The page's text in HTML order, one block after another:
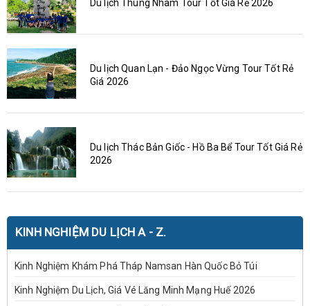
Du lịch Thung Nham Tour Tốt Giá Rẻ 2026
Du lịch Quan Lạn - Đảo Ngọc Vừng Tour Tốt Rẻ
Giá 2026
Du lịch Thác Bản Giốc - Hồ Ba Bể Tour Tốt Giá Rẻ
2026
KINH NGHIỆM DU LỊCH A - Z.
Kinh Nghiệm Khám Phá Tháp Namsan Hàn Quốc Bỏ Túi
Kinh Nghiệm Du Lịch, Giá Vé Lăng Minh Mạng Huế 2026